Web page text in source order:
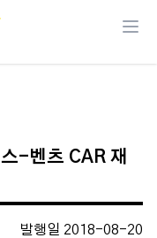
-벤츠 CAR 재
발행일 2018-08-20